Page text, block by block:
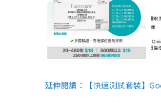
延伸閱讀：【快速測試套裝】